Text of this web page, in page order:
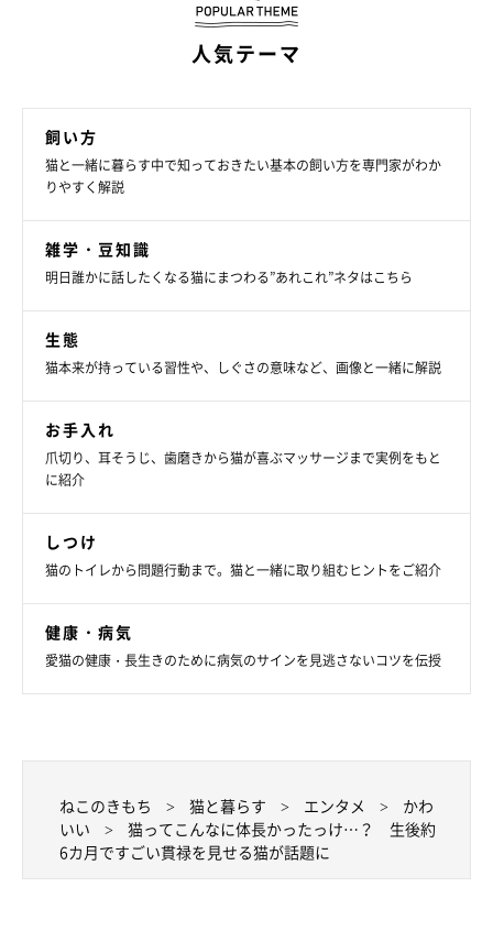
Twitterユーザーさんからも、「なんじゃこりやーwwwww」
「吾輩って言いそう。」「バロン、とか呼んじゃいそう」「スタ
に中に別の生き物入ってるでしょう」「ソファーに埋まってる感
じがケースに収納されてる万年筆に見える」「ちょうどいい隙間
w 表情がなんとも言えませんw」 などと、反響の声がたくさん
ほかにも、クッションで足ピーン！
人気テーマ
飼い方
猫と一緒に暮らす中で知っておきたい基本の飼い方を専門家がわか
りやすく解説
雑学・豆知識
明日誰かに話したくなる猫にまつわる”あれこれ”ネタはこちら
生態
猫本来が持っている習性や、しぐさの意味など、画像と一緒に解説
お手入れ
爪切り、耳そうじ、歯磨きから猫が喜ぶマッサージまで実例をもと
に紹介
しつけ
猫のトイレから問題行動まで。猫と一緒に取り組むヒントをご紹介
健康・病気
愛猫の健康・長生きのために病気のサインを見逃さないコツを伝授
ねこのきもち 猫と暮らす エンタメ
かわ
いい
猫ってこんなに体長かったっけ…？ 生後約
6カ月ですごい貫禄を見せる猫が話題に